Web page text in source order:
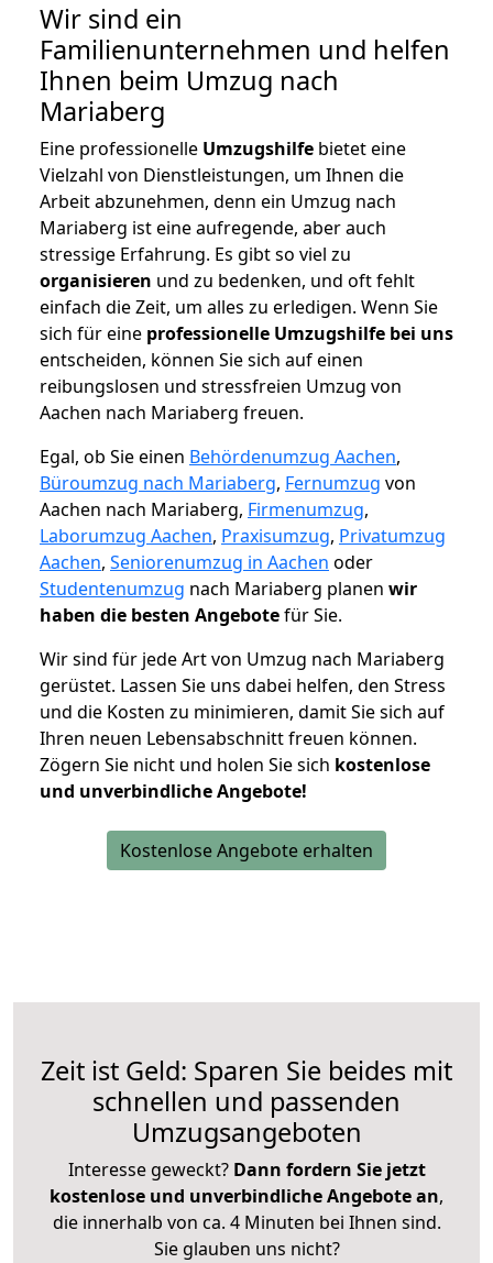
Wir sind ein
Familienunternehmen und helfen
Ihnen beim Umzug nach
Mariaberg
Eine professionelle Umzugshilfe bietet eine
Vielzahl von Dienstleistungen, um Ihnen die
Arbeit abzunehmen, denn ein Umzug nach
Mariaberg ist eine aufregende, aber auch
stressige Erfahrung. Es gibt so viel zu
organisieren und zu bedenken, und oft fehlt
einfach die Zeit, um alles zu erledigen. Wenn Sie
sich für eine professionelle Umzugshilfe bei uns
entscheiden, können Sie sich auf einen
reibungslosen und stressfreien Umzug von
Aachen nach Mariaberg freuen.
Egal, ob Sie einen Behördenumzug Aachen,
Büroumzug nach Mariaberg, Fernumzug von
Aachen nach Mariaberg, Firmenumzug,
Laborumzug Aachen, Praxisumzug, Privatumzug
Aachen, Seniorenumzug in Aachen oder
Studentenumzug nach Mariaberg planen wir
haben die besten Angebotefür Sie.
Wir sind für jede Art von Umzug nach Mariaberg
gerüstet. Lassen Sie uns dabei helfen, den Stress
und die Kosten zu minimieren, damit Sie sich auf
Ihren neuen Lebensabschnitt freuen können.
Zögern Sie nicht und holen Sie sich kostenlose
und unverbindliche Angebote!
Kostenlose Angebote erhalten
Zeit ist Geld: Sparen Sie beides mit
schnellen und passenden
Umzugsangeboten
Interesse geweckt? Dann fordern Sie jetzt
kostenlose und unverbindliche Angebote an,
die innerhalb von ca. 4 Minuten bei Ihnen sind.
Sie glauben uns nicht?